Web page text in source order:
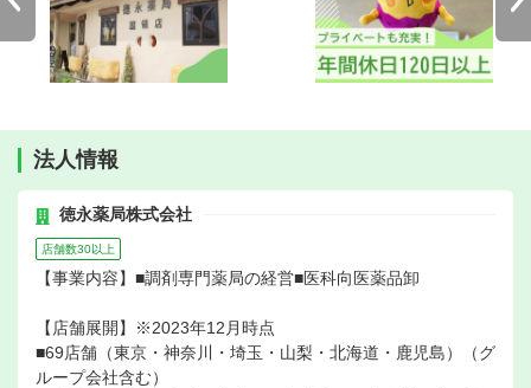
法人情報
徳永薬局株式会社
店舗数30以上
【事業内容】■調剤専門薬局の経営■医科向医薬品卸
【店舗展開】※2023年12月時点
■69店舗（東京・神奈川・埼玉・山梨・北海道・鹿児島）（グ
ループ会社含む）